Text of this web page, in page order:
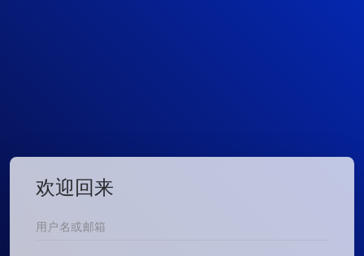
欢迎回来